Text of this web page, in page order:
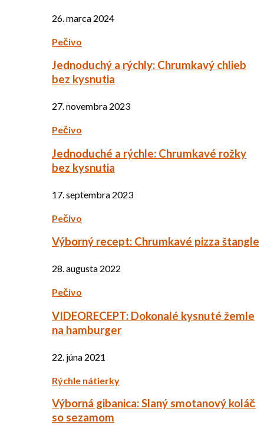
26. marca 2024
Pečivo
Jednoduchý a rýchly: Chrumkavý chlieb
bez kysnutia
27. novembra 2023
Pečivo
Jednoduché a rýchle: Chrumkavé rožky
bez kysnutia
17. septembra 2023
Pečivo
Výborný recept: Chrumkavé pizza štangle
28. augusta 2022
Pečivo
VIDEORECEPT: Dokonalé kysnuté žemle
na hamburger
22. júna 2021
Rýchle nátierky
Výborná gibanica: Slaný smotanový koláč
so sezamom